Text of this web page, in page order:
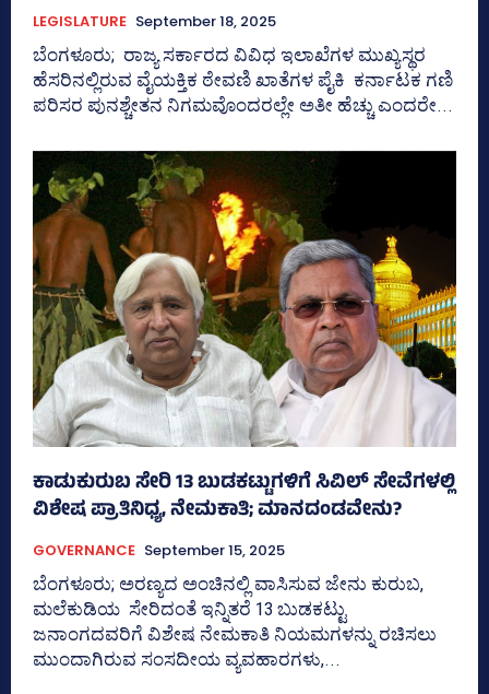
LEGISLATURE September 18, 2025
ಬೆಂಗಳೂರು; ರಾಜ್ಯ ಸರ್ಕಾರದ ವಿವಿಧ ಇಲಾಖೆಗಳ ಮುಖ್ಯಸ್ಥರ
ಹೆಸರಿನಲ್ಲಿರುವ ವೈಯಕ್ತಿಕ ಠೇವಣಿ ಖಾತೆಗಳ ಪೈಕಿ ಕರ್ನಾಟಕ ಗಣಿ
ಪರಿಸರ ಪುನಶ್ಚೇತನ ನಿಗಮವೊಂದರಲ್ಲೇ ಅತೀ ಹೆಚ್ಚು ಎಂದರೇ...
ಕಾಡುಕುರುಬ ಸೇರಿ 13 ಬುಡಕಟ್ಟುಗಳಿಗೆ ಸಿವಿಲ್ ಸೇವೆಗಳಲ್ಲಿ
ವಿಶೇಷ ಪ್ರಾತಿನಿಧ್ಯ, ನೇಮಕಾತಿ; ಮಾನದಂಡವೇನು?
GOVERNANCE September 15, 2025
ಬೆಂಗಳೂರು; ಅರಣ್ಯದ ಅಂಚಿನಲ್ಲಿ ವಾಸಿಸುವ ಜೇನು ಕುರುಬ,
ಮಲೆಕುಡಿಯ ಸೇರಿದಂತೆ ಇನ್ನಿತರೆ 13 ಬುಡಕಟ್ಟು
ಜನಾಂಗದವರಿಗೆ ವಿಶೇಷ ನೇಮಕಾತಿ ನಿಯಮಗಳನ್ನು ರಚಿಸಲು
ಮುಂದಾಗಿರುವ ಸಂಸದೀಯ ವ್ಯವಹಾರಗಳು,...